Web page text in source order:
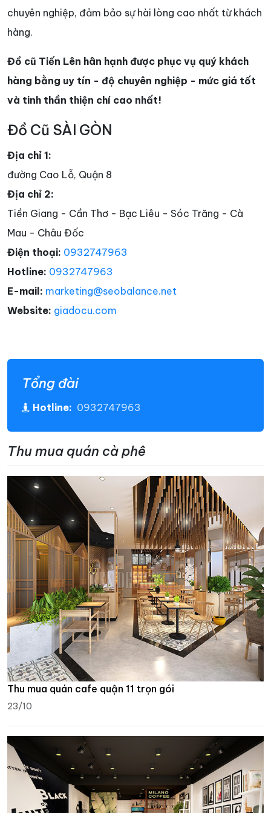
chuyên nghiệp, đảm bảo sự hài lòng cao nhất từ khách
hàng.
Đồ cũ Tiến Lên hân hạnh được phục vụ quý khách
hàng bằng uy tín - độ chuyên nghiệp - mức giá tốt
và tinh thần thiện chí cao nhất!
Đồ Cũ SÀI GÒN
Địa chỉ 1:
đường Cao Lỗ, Quận 8
Địa chỉ 2:
Tiền Giang - Cần Thơ - Bạc Liêu - Sóc Trăng - Cà
Mau - Châu Đốc
Điện thoại: 0932747963
Hotline: 0932747963
E-mail: marketing@seobalance.net
Website: giadocu.com
Tổng đài
Hotline: 0932747963
Thu mua quán cà phê
Thu mua quán cafe quận 11 trọn gói
23/10